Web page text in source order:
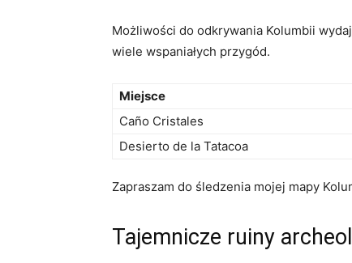
Możliwości do odkrywania⁣ Kolumbii
wiele⁣ wspaniałych przygód.
Miejsce
Caño⁤ Cristales
Desierto de la‌ Tatacoa
Zapraszam do śledzenia⁤ mojej mapy⁢
Tajemnicze ruiny